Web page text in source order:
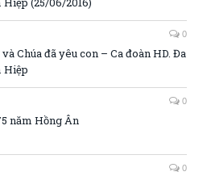
0
Chúa đã yêu con – Ca đoàn HD. Đa
Hiệp
0
năm Hồng Ân
0